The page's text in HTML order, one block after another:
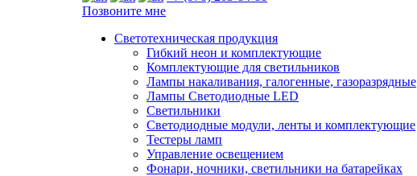
Позвоните мне
Светотехническая продукция
Гибкий неон и комплектующие
Комплектующие для светильников
Лампы накаливания, галогенные, газоразрядные
Лампы Светодиодные LED
Светильники
Светодиодные модули, ленты и комплектующие
Тестеры ламп
Управление освещением
Фонари, ночники, светильники на батарейках